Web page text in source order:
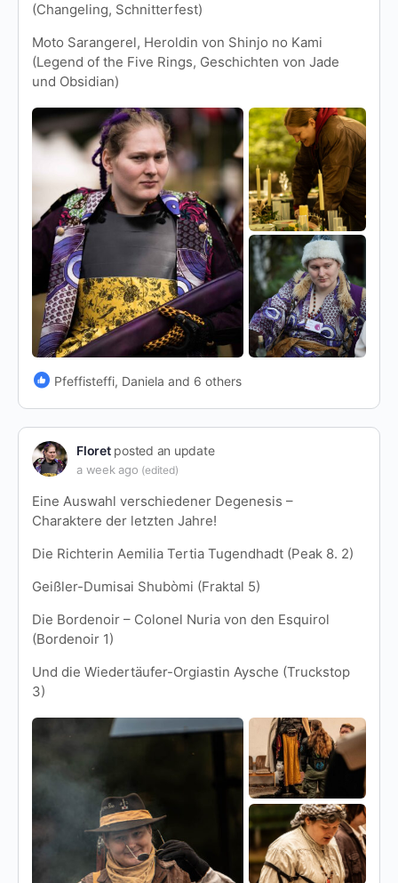
(Changeling, Schnitterfest)
Moto Sarangerel, Heroldin von Shinjo no Kami
(Legend of the Five Rings, Geschichten von Jade
und Obsidian)
Pfeffisteffi, Daniela and 6 others
Floretposted an update
a week ago (edited)
Eine Auswahl verschiedener Degenesis –
Charaktere der letzten Jahre!
Die Richterin Aemilia Tertia Tugendhadt (Peak 8. 2)
Geißler-Dumisai Shubòmi (Fraktal 5)
Die Bordenoir – Colonel Nuria von den Esquirol
(Bordenoir 1)
Und die Wiedertäufer-Orgiastin Aysche (Truckstop
3)